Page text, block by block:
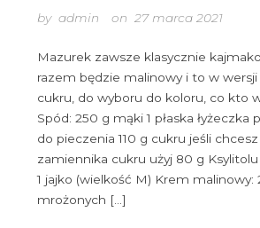
by admin on 27 marca 2021
Mazurek zawsze klasycznie
razem będzie malinowy i to w
cukru, do wyboru do koloru, co kto
Spód: 250 g mąki 1 płaska łyżeczka
do pieczenia 110 g cukru jeśli
zamiennika cukru użyj 80 g Ksylitolu
1 jajko (wielkość M) Krem malinowy:
mrożonych […]